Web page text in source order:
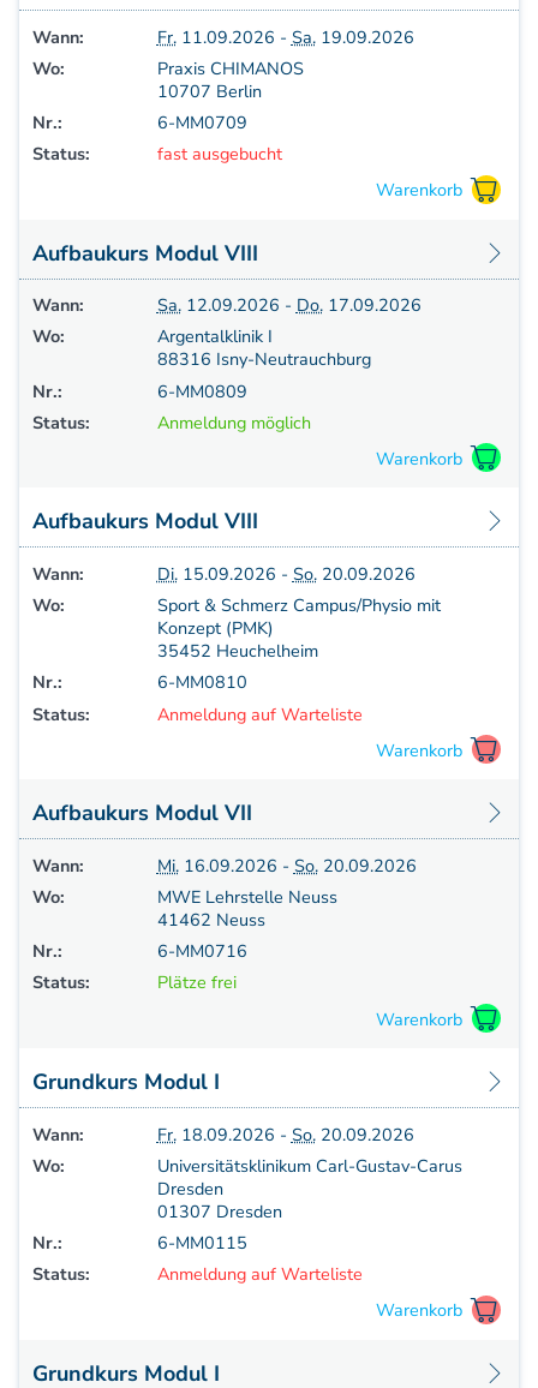
Wann: Fr.11.09.2026 - Sa.19.09.2026
Wo:
Praxis CHIMANOS
10707 Berlin
Nr.:
6-MM0709
Status:
fast ausgebucht
Aufbaukurs Modul VIII
Wann: Sa.12.09.2026 - Do.17.09.2026
Wo:
Argentalklinik I
88316 Isny-Neutrauchburg
Nr.:
6-MM0809
Status:
Anmeldung möglich
Aufbaukurs Modul VIII
Wann: Di.15.09.2026 - So.20.09.2026
Wo:
Sport & Schmerz Campus/Physio mit
Konzept (PMK)
35452 Heuchelheim
Nr.:
6-MM0810
Status:
Anmeldung auf Warteliste
Aufbaukurs Modul VII
Wann: Mi.16.09.2026 - So.20.09.2026
Wo:
MWE Lehrstelle Neuss
41462 Neuss
Nr.:
6-MM0716
Status:
Plätze frei
Grundkurs Modul I
Wann: Fr.18.09.2026 - So.20.09.2026
Wo:
Universitätsklinikum Carl-Gustav-Carus
Dresden
01307 Dresden
Nr.:
6-MM0115
Status:
Anmeldung auf Warteliste
Grundkurs Modul I